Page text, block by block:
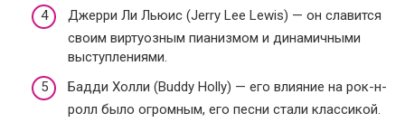
Джерри Ли Льюис (Jerry Lee Lewis) — он славится
своим виртуозным пианизмом и динамичными
выступлениями.
Бадди Холли (Buddy Holly) — его влияние на рок-н-
ролл было огромным, его песни стали классикой.